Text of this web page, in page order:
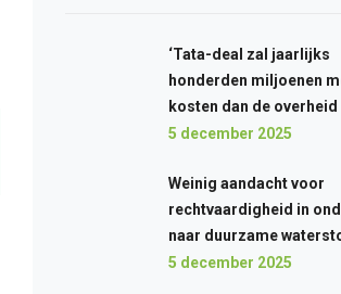
‘Tata-deal zal jaarlijks
honderden miljoenen
kosten dan de overheid
5 december 2025
Weinig aandacht voor
rechtvaardigheid in
naar duurzame
5 december 2025